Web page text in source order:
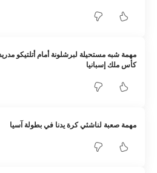
مهمة شبه مستحيلة لبرشلونة أمام أتلتيكو
كأس ملك إسبانيا
مهمة صعبة لناشئي كرة يدنا في بطولة آسيا